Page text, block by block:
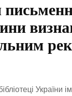
України